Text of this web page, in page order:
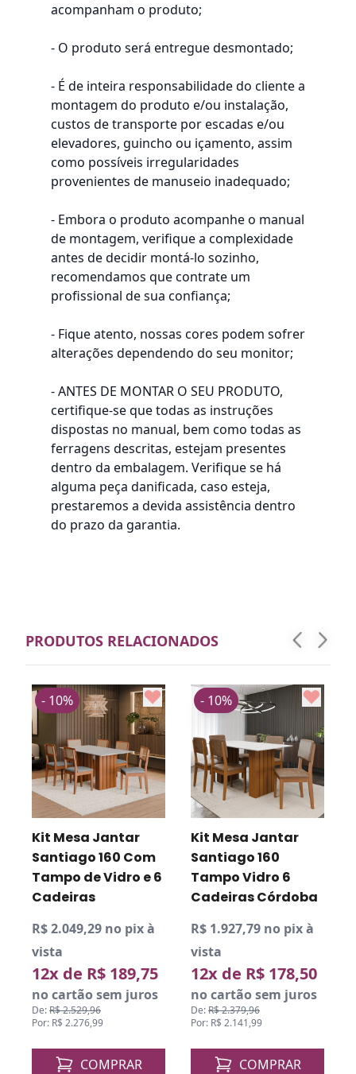
acompanham o produto;
- O produto será entregue desmontado;
- É de inteira responsabilidade do cliente a
montagem do produto e/ou instalação,
custos de transporte por escadas e/ou
elevadores, guincho ou içamento, assim
como possíveis irregularidades
provenientes de manuseio inadequado;
- Embora o produto acompanhe o manual
de montagem, verifique a complexidade
antes de decidir montá-lo sozinho,
recomendamos que contrate um
profissional de sua confiança;
- Fique atento, nossas cores podem sofrer
alterações dependendo do seu monitor;
- ANTES DE MONTAR O SEU PRODUTO,
certifique-se que todas as instruções
dispostas no manual, bem como todas as
ferragens descritas, estejam presentes
dentro da embalagem. Verifique se há
alguma peça danificada, caso esteja,
prestaremos a devida assistência dentro
do prazo da garantia.
PRODUTOS RELACIONADOS
Kit Mesa Jantar
Santiago 160 Com
Tampo de Vidro e 6
Cadeiras
R$ 2.049,29 no pix à
vista
12x de R$ 189,75
no cartão sem juros
De:R$ 2.529,96
Por: R$ 2.276,99
- 10%
COMPRAR
Kit Mesa Jantar
Santiago 160
Tampo Vidro 6
Cadeiras Córdoba
R$ 1.927,79 no pix à
vista
12x de R$ 178,50
no cartão sem juros
De:R$ 2.379,96
Por: R$ 2.141,99
- 10%
COMPRAR